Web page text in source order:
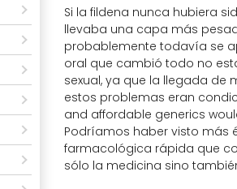
Si la fildena nunca hubiera
llevaba una capa más
probablemente todavía se
oral que cambió todo no
sexual, ya que la llegada
estos problemas eran
and affordable generics
Podríamos haber visto más
farmacológica rápida que
sólo la medicina sino